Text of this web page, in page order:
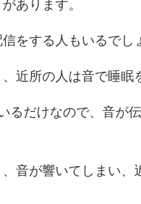
あります。
をする人もいるでし
近所の人は音で睡眠
るだけなので、音が
音が響いてしまい、